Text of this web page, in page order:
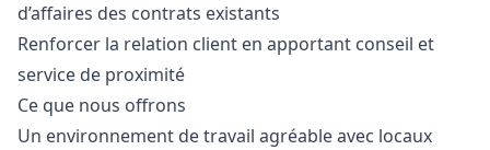
d’affaires des contrats existants
Renforcer la relation client en apportant conseil et
service de proximité
Ce que nous offrons
Un environnement de travail agréable avec locaux